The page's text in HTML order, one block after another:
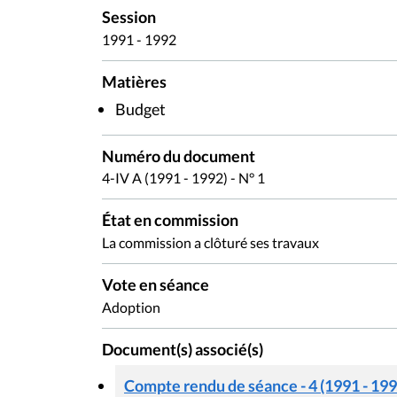
Session
1991 - 1992
Matières
Budget
Numéro du document
4-IV A (1991 - 1992) - N° 1
État en commission
La commission a clôturé ses travaux
Vote en séance
Adoption
Document(s) associé(s)
Compte rendu de séance - 4 (1991 -